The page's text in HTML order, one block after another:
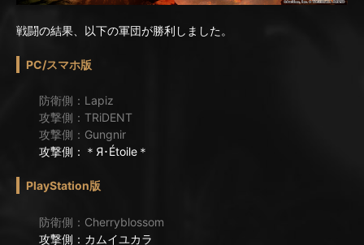
戦闘の結果、以下の軍団が勝利しました。
PC/スマホ版
防衛側：Lapiz
攻撃側：TRiDENT
攻撃側：Gungnir
攻撃側：＊Я･Étoile＊
PlayStation版
防衛側：Cherryblossom
攻撃側：カムイユカラ